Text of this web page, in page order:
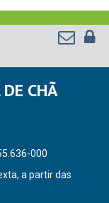
CHÃ
000
a partir das